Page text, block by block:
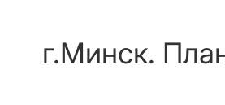
г.Минск.